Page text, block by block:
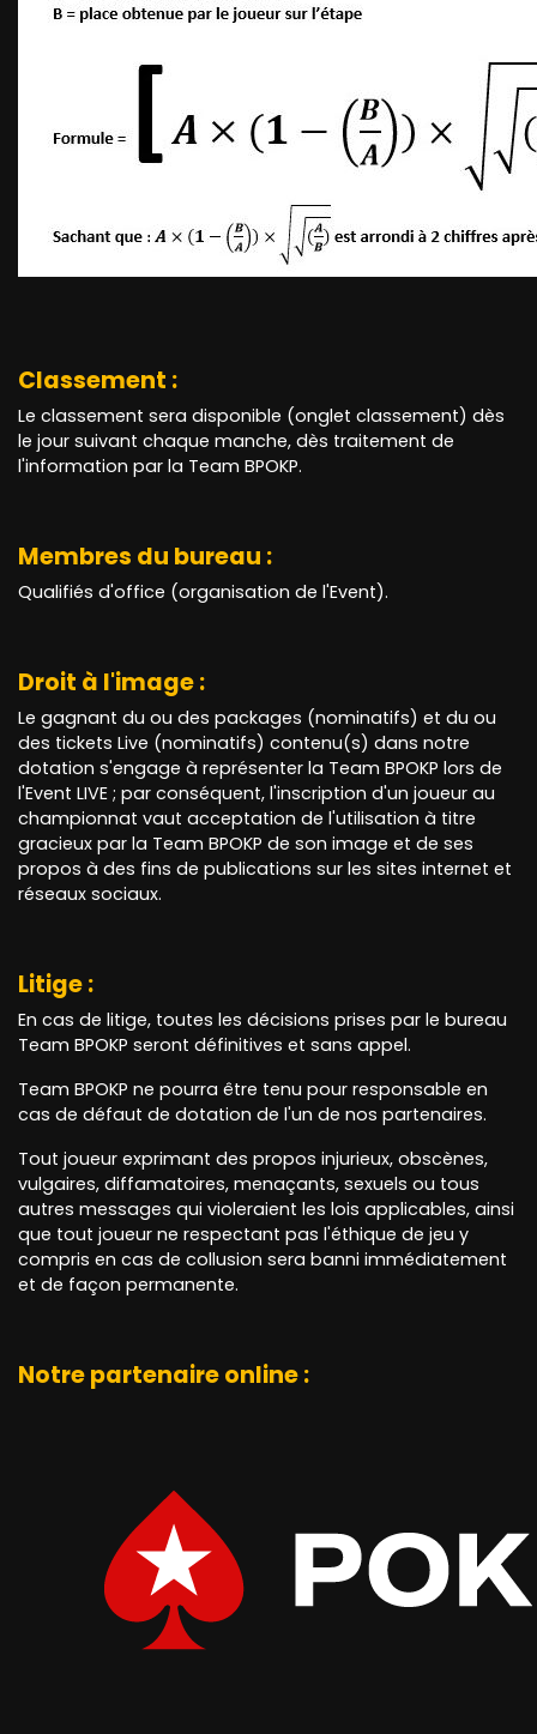
Classement :
Le classement sera disponible (onglet classement) dès
le jour suivant chaque manche, dès traitement de
l'information par la Team BPOKP.
Membres du bureau :
Qualifiés d'office (organisation de l'Event).
Droit à l'image :
Le gagnant du ou des packages (nominatifs) et du ou
des tickets Live (nominatifs) contenu(s) dans notre
dotation s'engage à représenter la Team BPOKP lors de
l'Event LIVE ; par conséquent, l'inscription d'un joueur au
championnat vaut acceptation de l'utilisation à titre
gracieux par la Team BPOKP de son image et de ses
propos à des fins de publications sur les sites internet et
réseaux sociaux.
Litige :
En cas de litige, toutes les décisions prises par le bureau
Team BPOKP seront définitives et sans appel.
Team BPOKP ne pourra être tenu pour responsable en
cas de défaut de dotation de l'un de nos partenaires.
Tout joueur exprimant des propos injurieux, obscènes,
vulgaires, diffamatoires, menaçants, sexuels ou tous
autres messages qui violeraient les lois applicables, ainsi
que tout joueur ne respectant pas l'éthique de jeu y
compris en cas de collusion sera banni immédiatement
et de façon permanente.
Notre partenaire online :